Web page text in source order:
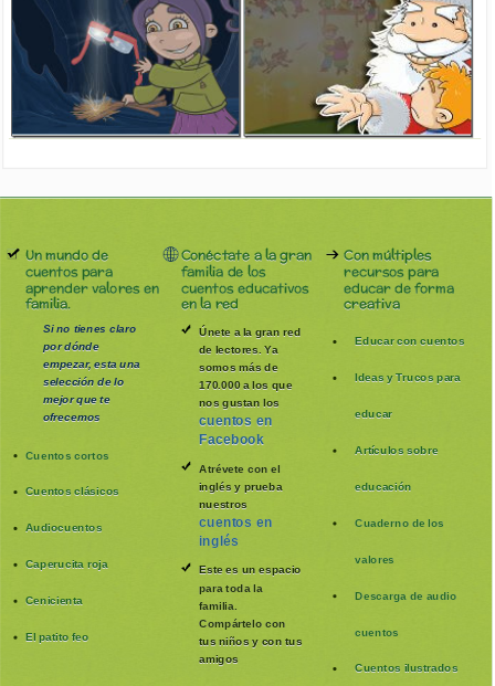
Un mundo de
cuentos para
aprender valores en
familia.
Si no tienes claro
por dónde
empezar, esta una
selección de lo
mejor que te
ofrecemos
Cuentos cortos
Cuentos clásicos
Audiocuentos
Caperucita roja
Cenicienta
El patito feo
Conéctate a la gran
familia de los
cuentos educativos
en la red
Únete a la gran red
de lectores. Ya
somos más de
170.000 a los que
nos gustan los
cuentos en
Facebook
Atrévete con el
inglés y prueba
nuestros
cuentos en
inglés
Este es un espacio
para toda la
familia
Compártelo con
tus niños y con tus
amigos
Con múltiples
recursos para
educar de forma
creativa
Educar con cuentos
Ideas y Trucos para
educar
Artículos sobre
educación
Cuaderno de los
valores
Descarga de audio
cuentos
Cuentos ilustrados